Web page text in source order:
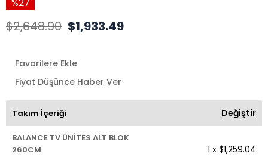
$2,648.90 $1,933.49
Favorilere Ekle
Fiyat Düşünce Haber Ver
Takım İçeriği Değiştir
BALANCE TV ÜNİTES ALT BLOK
260CM
1 x $1,259.04